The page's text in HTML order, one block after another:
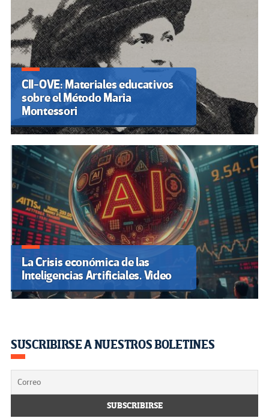
CII-OVE: Materiales educativos
sobre el Método Maria
Montessori
La Crisis económica de las
Inteligencias Artificiales. Video
SUSCRIBIRSE A NUESTROS BOLETINES